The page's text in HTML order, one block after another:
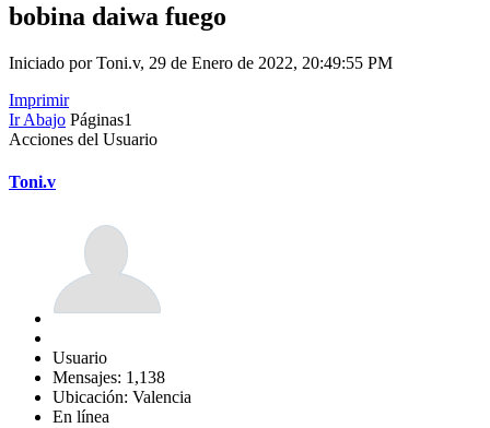
bobina daiwa fuego
Iniciado por Toni.v, 29 de Enero de 2022, 20:49:55 PM
Imprimir
Ir Abajo Páginas1
Acciones del Usuario
Toni.v
Usuario
Mensajes: 1,138
Ubicación: Valencia
En línea